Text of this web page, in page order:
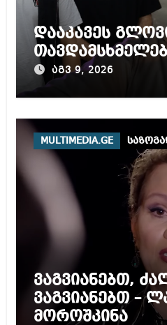
დააკავეს
აგვ 9, 2026
MULTIMEDIA.GE
ვაგვიანებთ,
ვაგვიანებთ –
მოროშკინა